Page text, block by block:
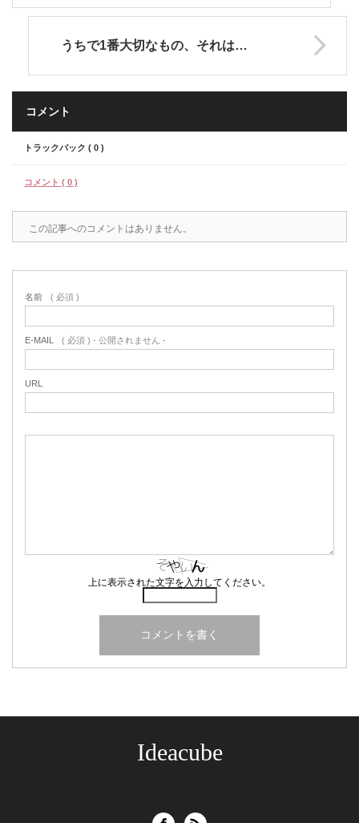
うちで1番大切なもの、それは…
コメント
トラックバック ( 0 )
コメント ( 0 )
この記事へのコメントはありません。
名前 ( 必須 )
E-MAIL ( 必須 ) - 公開されません -
URL
上に表示された文字を入力してください。
Ideacube